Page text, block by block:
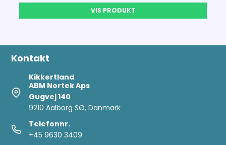
VIS PRODUKT
Kontakt
Kikkertland
ABM Nortek Aps
Gugvej 140
9210 Aalborg SØ, Danmark
Telefonnr.
+45 9630 3409